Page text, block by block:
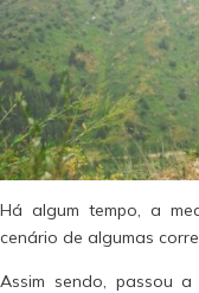
Há algum tempo, a
cenário de algumas
Assim sendo, passou